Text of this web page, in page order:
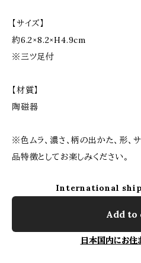
【サイズ】
約6.2×8.2×H4.9cm
※三ツ足付
【材質】
陶磁器
※色ムラ、濃さ、柄の出かた、形、
品特徴としてお楽しみください。
International
Add to
日本国内にお住